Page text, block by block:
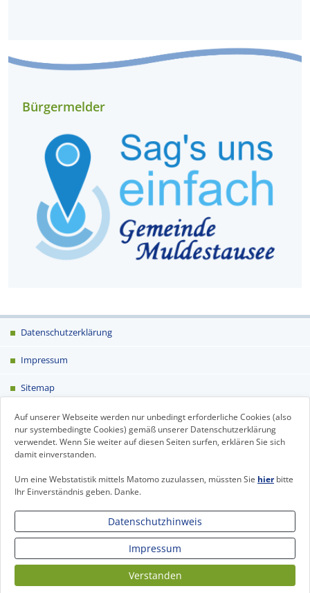
Auf unserer Webseite werden nur unbedingt erforderliche Cookies (also
nur systembedingte Cookies) gemäß unserer Datenschutzerklärung
verwendet. Wenn Sie weiter auf diesen Seiten surfen, erklären Sie sich
damit einverstanden.
Um eine Webstatistik mittels Matomo zuzulassen, müssten Sie hierbitte
Ihr Einverständnis geben. Danke.
Datenschutzhinweis
Impressum
Verstanden
Bürgermelder
Datenschutzerklärung
Impressum
Sitemap
Kontakt
Login
nach oben